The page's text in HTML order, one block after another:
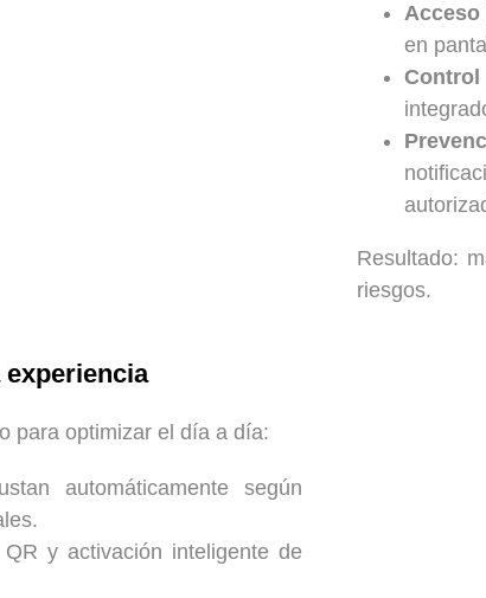
en
Resultado:
riesgos.
para optimizar el día a día:
automáticamente según
y activación inteligente de